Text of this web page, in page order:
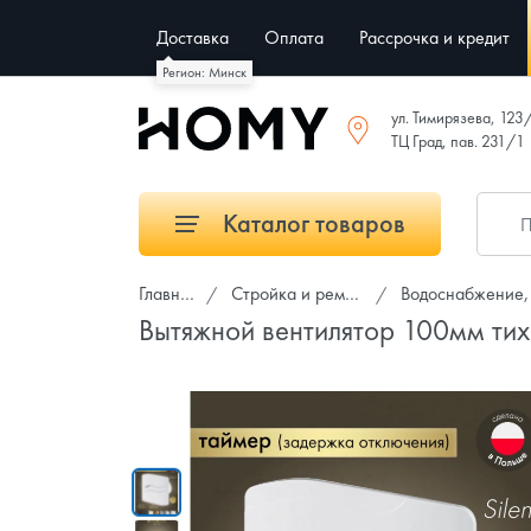
Регион: Минск
Доставка Оплата Рассрочка и кредит
ул. Тимирязева,
ТЦ Град, пав. 231/1
Каталог товаров
Главная Стройка и ремонт Водоснабжение,
Вытяжной вентилятор 100мм